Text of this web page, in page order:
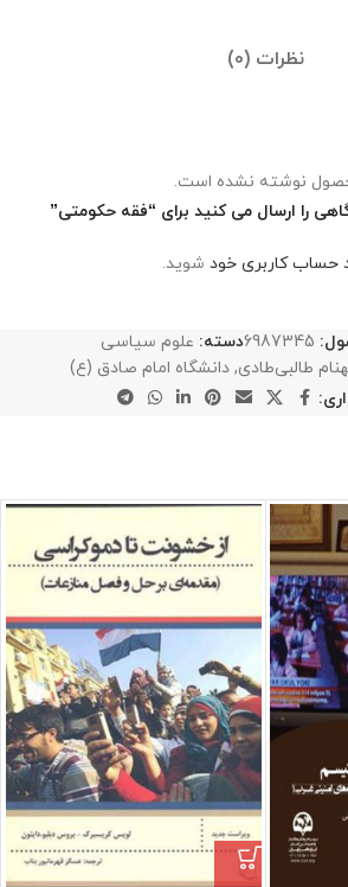
نظرات (0)
نوشته نشده است.
را ارسال می کنید برای “فقه حکومتی”
حساب کاربری خود شوید.
6987345دسته: علوم سیاسی
طالبی‌طادی, دانشگاه امام صادق (ع)